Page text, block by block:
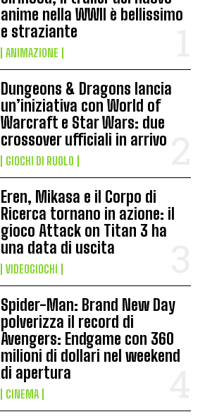
anime nella WWII è bellissimo
e straziante
ANIMAZIONE
Dungeons & Dragons lancia
un’iniziativa con World of
Warcraft e Star Wars: due
crossover ufficiali in arrivo
GIOCHI DI RUOLO
Eren, Mikasa e il Corpo di
Ricerca tornano in azione: il
gioco Attack on Titan 3 ha
una data di uscita
VIDEOGIOCHI
Spider-Man: Brand New Day
polverizza il record di
Avengers: Endgame con 360
milioni di dollari nel weekend
di apertura
CINEMA